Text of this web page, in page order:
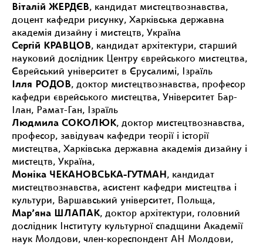
Віталій ЖЕРДЄВ, кандидат мистецтвознавства,
доцент кафедри рисунку, Харківська державна
академія дизайну і мистецтв, Україна
Сергій КРАВЦОВ, кандидат архітектури, старший
науковий дослідник Центру єврейського мистецтва,
Єврейський університет в Єрусалимі, Ізраїль
Ілля РОДОВ, доктор мистецтвознавства, професор
кафедри єврейського мистецтва, Університет Бар-
Ілан, Рамат-Ган, Ізраїль
Людмила СОКОЛЮК, доктор мистецтвознавства,
професор, завідувач кафедри теорії і історії
мистецтва, Харківська державна академія дизайну і
мистецтв, Україна,
Моніка ЧЕКАНОВСЬКА-ГУТМАН , кандидат
мистецтвознавства, асистент кафедри мистецтва і
культури, Варшавський університет, Польща,
Мар’яна ШЛАПАК, доктор архітектури, головний
дослідник Інституту культурної спадщини Академії
наук Молдови, член-кореспондент АН Молдови,